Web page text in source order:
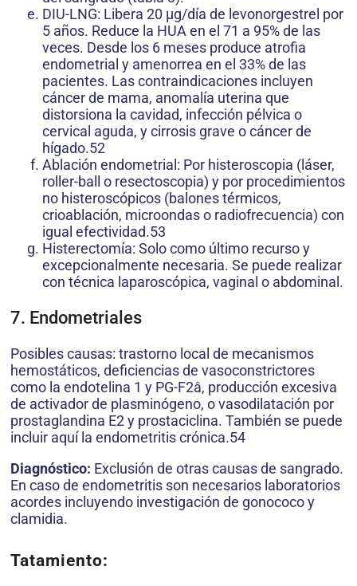
DIU-LNG: Libera 20 μg/día de levonorgestrel por
5 años. Reduce la HUA en el 71 a 95% de las
veces. Desde los 6 meses produce atrofia
endometrial y amenorrea en el 33% de las
pacientes. Las contraindicaciones incluyen
cáncer de mama, anomalía uterina que
distorsiona la cavidad, infección pélvica o
cervical aguda, y cirrosis grave o cáncer de
hígado.52
Ablación endometrial: Por histeroscopia (láser,
roller-ball o resectoscopia) y por procedimientos
no histeroscópicos (balones térmicos,
crioablación, microondas o radiofrecuencia) con
igual efectividad.53
Histerectomía: Solo como último recurso y
excepcionalmente necesaria. Se puede realizar
con técnica laparoscópica, vaginal o abdominal.
7. Endometriales
Posibles causas: trastorno local de mecanismos
hemostáticos, deficiencias de vasoconstrictores
como la endotelina 1 y PG-F2â, producción excesiva
de activador de plasminógeno, o vasodilatación por
prostaglandina E2 y prostaciclina. También se puede
incluir aquí la endometritis crónica.54
Diagnóstico: Exclusión de otras causas de sangrado.
En caso de endometritis son necesarios laboratorios
acordes incluyendo investigación de gonococo y
clamidia.
Tatamiento: